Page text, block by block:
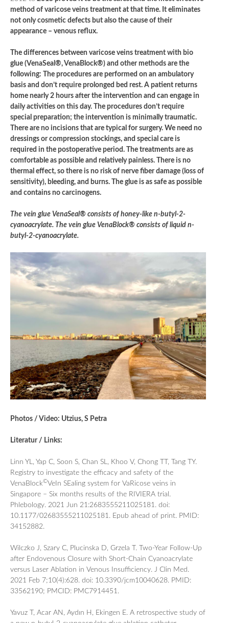
method of varicose veins treatment at that time. It eliminates
not only cosmetic defects but also the cause of their
appearance – venous reflux.
The differences between varicose veins treatment with bio
glue (VenaSeal®, VenaBlock®) and other methods are the
following: The procedures are performed on an ambulatory
basis and don’t require prolonged bed rest. A patient returns
home nearly 2 hours after the intervention and can engage in
daily activities on this day. The procedures don’t require
special preparation; the intervention is minimally traumatic.
There are no incisions that are typical for surgery. We need no
dressings or compression stockings, and special care is
required in the postoperative period. The treatments are as
comfortable as possible and relatively painless. There is no
thermal effect, so there is no risk of nerve fiber damage (loss of
sensitivity), bleeding, and burns. The glue is as safe as possible
and contains no carcinogens.
The vein glue VenaSeal® consists of honey-like n-butyl-2-
cyanoacrylate. The vein glue VenaBlock® consists of liquid n-
butyl-2-cyanoacrylate.
Photos / Video: Utzius, S Petra
Literatur / Links:
Linn YL, Yap C, Soon S, Chan SL, Khoo V, Chong TT, Tang TY.
Registry to investigate the efficacy and safety of the
VenaBlock©VeIn SEaling system for VaRicose veins in
Singapore – Six months results of the RIVIERA trial.
Phlebology. 2021 Jun 21:2683555211025181. doi:
10.1177/02683555211025181. Epub ahead of print. PMID:
34152882.
Wilczko J, Szary C, Plucinska D, Grzela T. Two-Year Follow-Up
after Endovenous Closure with Short-Chain Cyanoacrylate
versus Laser Ablation in Venous Insufficiency. J Clin Med.
2021 Feb 7;10(4):628. doi: 10.3390/jcm10040628. PMID:
33562190; PMCID: PMC7914451.
Yavuz T, Acar AN, Aydın H, Ekingen E. A retrospective study of